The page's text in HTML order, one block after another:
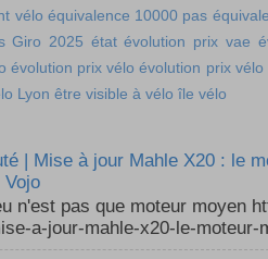
vélo équivalence 10000 pas
Giro 2025 état évolution prix vae
évolution prix vélo évolution prix
Lyon être visible à vélo île vélo
| Mise à jour Mahle X20 : le
Vojo
n'est pas que moteur moyen
a-jour-mahle-x20-le-